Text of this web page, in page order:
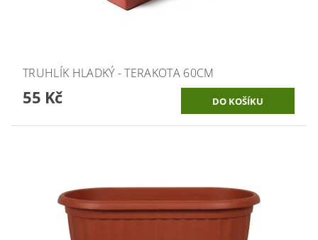
TRUHLÍK HLADKÝ - TERAKOTA 60CM
55 Kč